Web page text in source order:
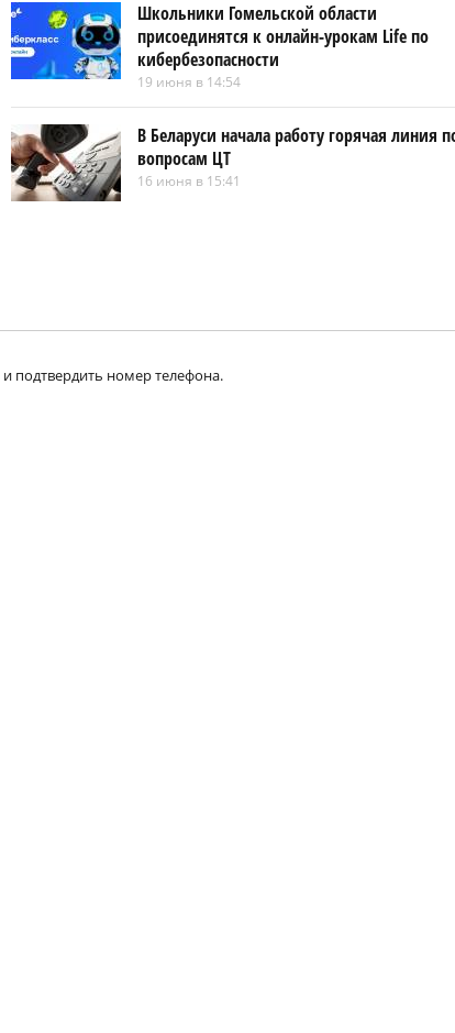
Школьники Гомельской области
присоединятся к онлайн-урокам Life по
кибербезопасности
19 июня в 14:54
В Беларуси начала работу горячая линия
вопросам ЦТ
16 июня в 15:41
и подтвердить номер телефона.